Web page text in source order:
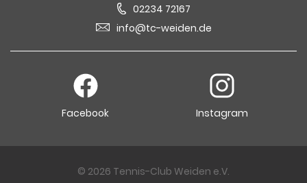
02234 72167
info@tc-weiden.de
Facebook Instagram
© 2026 Tennis-Club Weiden e.V.